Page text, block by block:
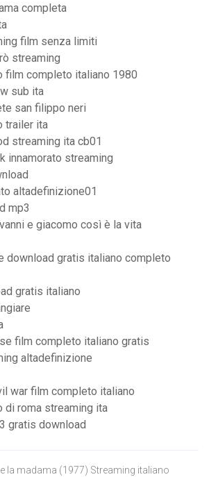
completa
film senza limiti
streaming
film completo italiano 1980
sub ita
san filippo neri
trailer ita
streaming ita cb01
innamorato streaming
altadefinizione01
mp3
e giacomo così è la vita
download gratis italiano completo
gratis italiano
film completo italiano gratis
altadefinizione
war film completo italiano
di roma streaming ita
gratis download
e la madama (1977) Streaming italiano